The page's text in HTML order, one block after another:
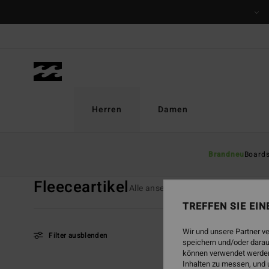
springen
Herren
Brandneu
Damen
Fleeceartikel
FleeceartikelAlle ansehen
Filter ausblenden
BRANDNEU
TREFFEN SIE
Wir und unsere Partner
speichern und/oder
können verwendet
Inhalten zu messen, und